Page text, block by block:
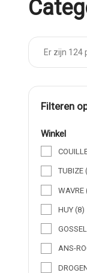
Er zijn 124
filteren
winkel
TUBIZE
WAVRE
HUY (8)
ANS-